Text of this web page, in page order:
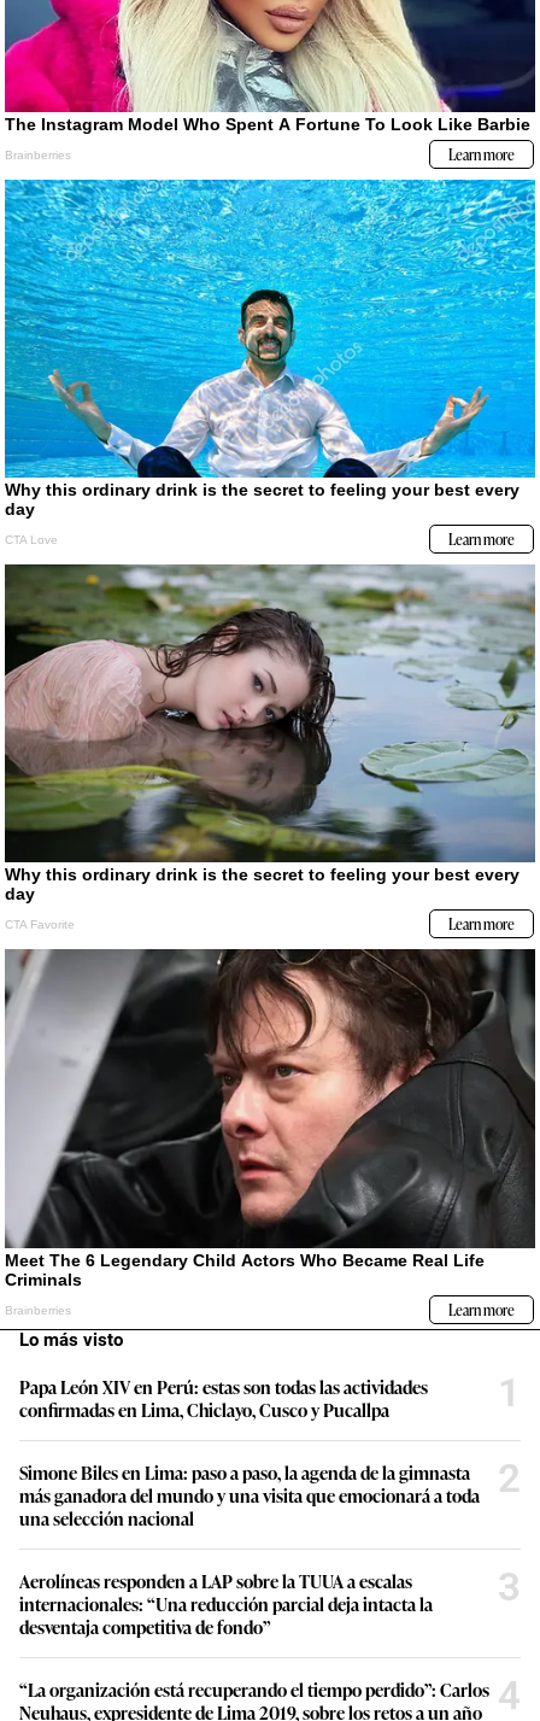
Lo más visto
Papa León XIV en Perú: estas son todas las actividades
confirmadas en Lima, Chiclayo, Cusco y Pucallpa
1
Simone Biles en Lima: paso a paso, la agenda de la gimnasta
más ganadora del mundo y una visita que emocionará a toda
una selección nacional
2
Aerolíneas responden a LAP sobre la TUUA a escalas
internacionales: “Una reducción parcial deja intacta la
desventaja competitiva de fondo”
3
“La organización está recuperando el tiempo perdido”: Carlos
Neuhaus, expresidente de Lima 2019, sobre los retos a un año
4